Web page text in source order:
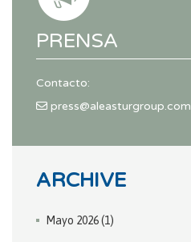
PRENSA
Contacto:
press@aleasturgroup.com
ARCHIVE
Mayo 2026(1)